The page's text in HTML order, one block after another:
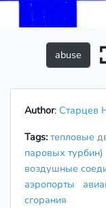
Author: Старцев
Tags: тепловые
паровых турбин)
воздушные
аэропорты
сгорания